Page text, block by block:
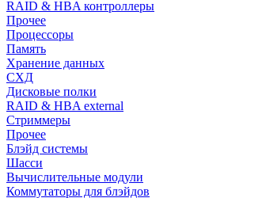
RAID & HBA контроллеры
Прочее
Процессоры
Память
Хранение данных
СХД
Дисковые полки
RAID & HBA external
Стриммеры
Прочее
Блэйд системы
Шасси
Вычислительные модули
Коммутаторы для блэйдов